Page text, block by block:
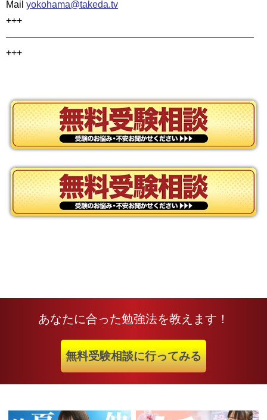
Mail yokohama@takeda.tv
+++
——————————————————————————
+++
あなたに合った勉強法を教えます！
無料受験相談に行ってみる